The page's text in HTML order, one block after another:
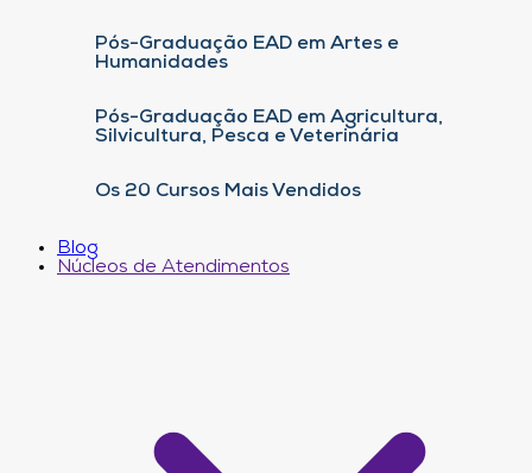
Pós-Graduação EAD em Artes e
Humanidades
Pós-Graduação EAD em Agricultura,
Silvicultura, Pesca e Veterinária
Os 20 Cursos Mais Vendidos
Blog
Núcleos de Atendimentos